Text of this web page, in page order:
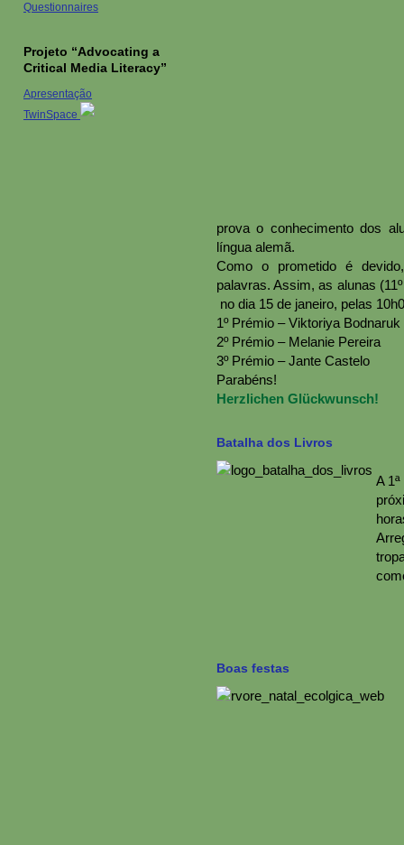
prova o conhecimento dos
língua alemã.
Como o prometido é
palavras. Assim, as alunas
no dia 15 de janeiro, pelas
1º Prémio – Viktoriya Bodnaruk
2º Prémio – Melanie Pereira
3º Prémio – Jante Castelo
Parabéns!
Herzlichen Glückwunsch!
Batalha dos Livros
A
Boas festas
Questionnaires
Projeto “Advocating a
Critical Media Literacy”
Apresentação
TwinSpace